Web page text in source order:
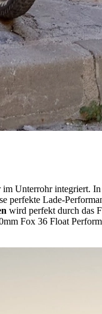
Unterrohr integriert.
perfekte Lade-
wird perfekt durch das
Fox 36 Float